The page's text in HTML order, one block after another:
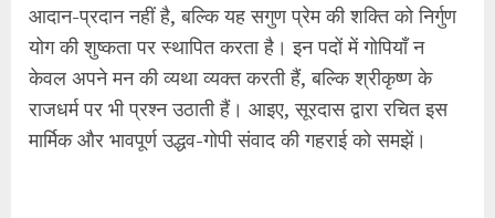
आदान-प्रदान नहीं है, बल्कि यह सगुण प्रेम की शक्ति को निर्गुण
योग की शुष्कता पर स्थापित करता है। इन पदों में गोपियाँ न
केवल अपने मन की व्यथा व्यक्त करती हैं, बल्कि श्रीकृष्ण के
राजधर्म पर भी प्रश्न उठाती हैं। आइए, सूरदास द्वारा रचित इस
मार्मिक और भावपूर्ण उद्धव-गोपी संवाद की गहराई को समझें।